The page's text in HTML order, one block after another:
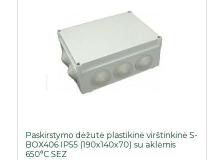
Paskirstymo dėžutė plastikinė virštinkinė S-
BOX406 IP55 (190x140x70) su aklėmis
650°C SEZ